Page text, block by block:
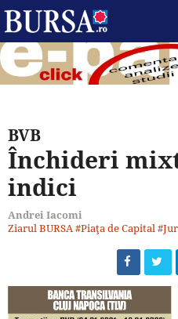
BVB
Închideri
indici
Andrei Iacomi
Ziarul BURSA#Piaţa de Capital